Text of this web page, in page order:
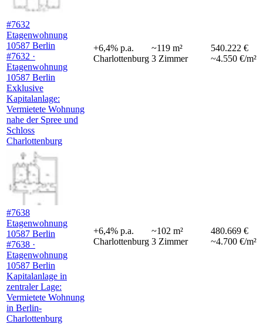
#7632
Etagenwohnung
10587 Berlin
#7632 ·
Etagenwohnung
10587 Berlin
Exklusive
Kapitalanlage:
Vermietete Wohnung
nahe der Spree und
Schloss
Charlottenburg
+6,4% p.a.
Charlottenburg
~119 m²
3 Zimmer
540.222 €
~4.550 €/m²
#7638
Etagenwohnung
10587 Berlin
#7638 ·
Etagenwohnung
10587 Berlin
Kapitalanlage in
zentraler Lage:
Vermietete Wohnung
in Berlin-
Charlottenburg
+6,4% p.a.
Charlottenburg
~102 m²
3 Zimmer
480.669 €
~4.700 €/m²